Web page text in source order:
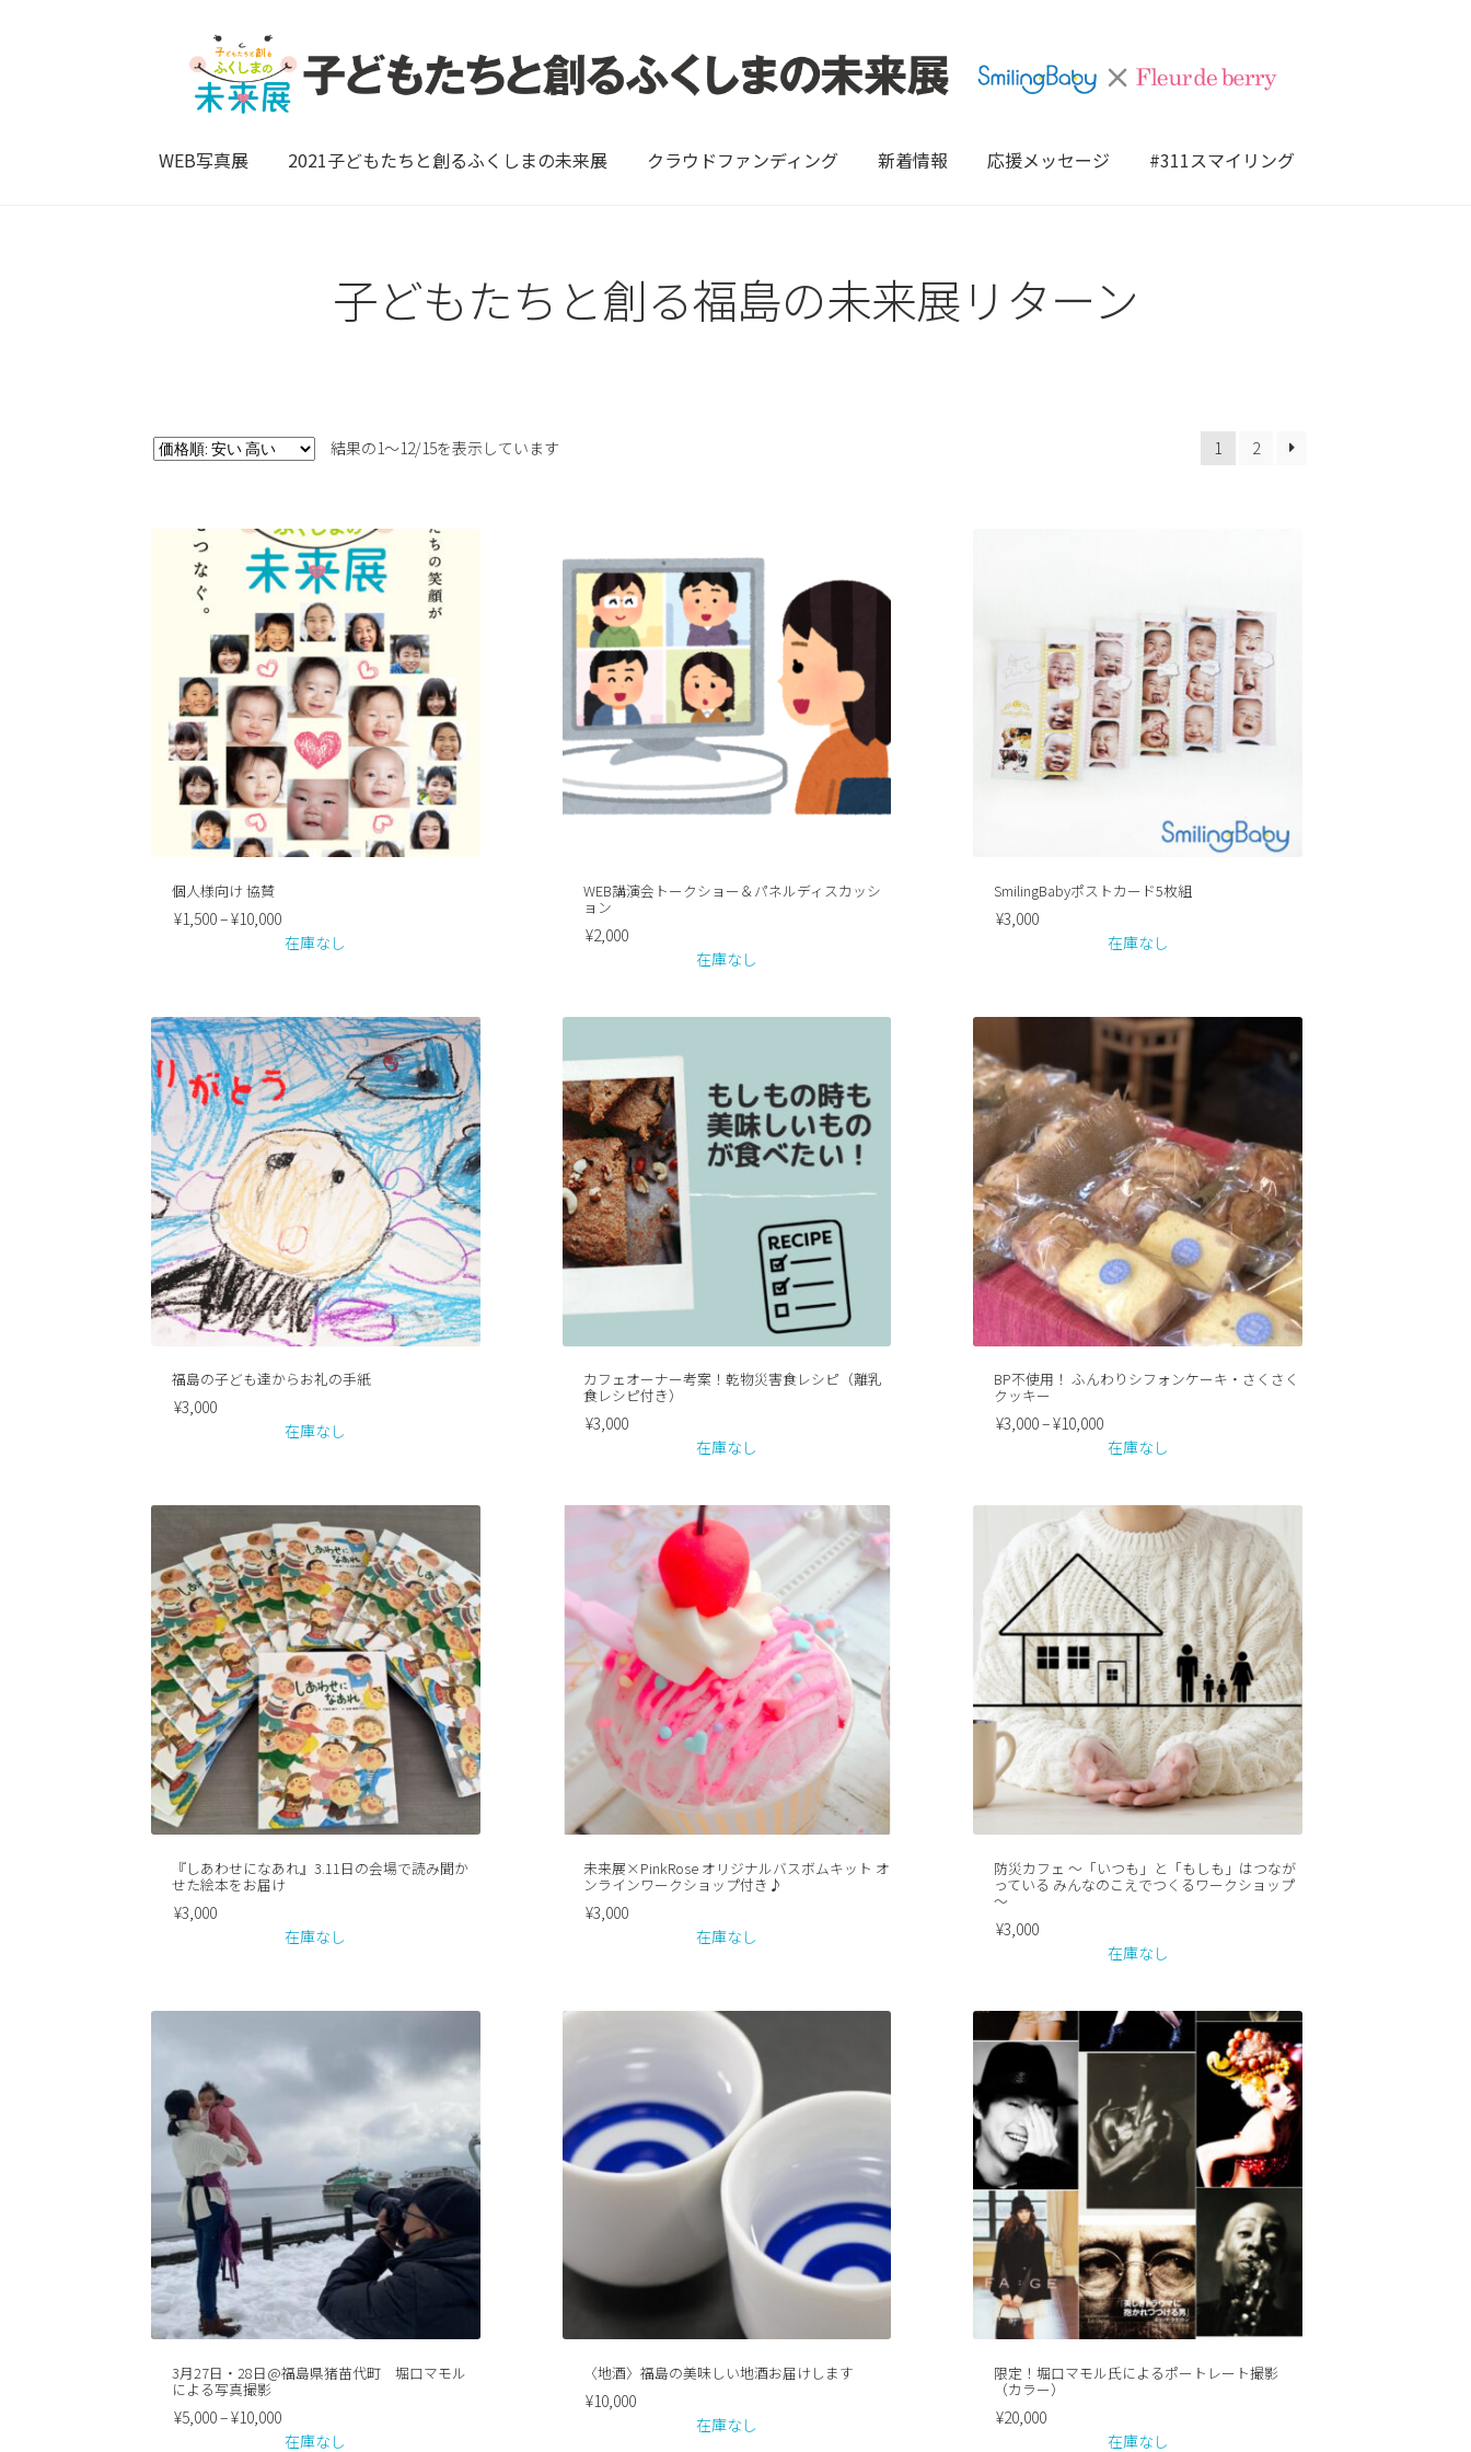
WEB写真展 2021子どもたちと創るふくしまの未来展 クラウドファンディング 新着情報 応援メッセージ #311スマイリング
子どもたちと創る福島の未来展リターン
結果の1～12/15を表示しています 1 2
個人様向け 協賛
¥1,500–¥10,000
在庫なし
WEB講演会トークショー＆パネルディスカッシ
ョン
¥2,000
在庫なし
SmilingBabyポストカード5枚組
¥3,000
在庫なし
福島の子ども達からお礼の手紙
¥3,000
在庫なし
カフェオーナー考案！乾物災害食レシピ（離乳
食レシピ付き）
¥3,000
在庫なし
BP不使用！ ふんわりシフォンケーキ・さくさく
クッキー
¥3,000–¥10,000
在庫なし
『しあわせになあれ』3.11日の会場で読み聞か
せた絵本をお届け
¥3,000
在庫なし
未来展×PinkRose オリジナルバスボムキット オ
ンラインワークショップ付き♪
¥3,000
在庫なし
防災カフェ ～「いつも」と「もしも」はつなが
っている みんなのこえでつくるワークショップ
～
¥3,000
在庫なし
3月27日・28日@福島県猪苗代町 堀口マモル
による写真撮影
¥5,000–¥10,000
在庫なし
〈地酒〉福島の美味しい地酒お届けします
¥10,000
在庫なし
限定！堀口マモル氏によるポートレート撮影
（カラー）
¥20,000
在庫なし